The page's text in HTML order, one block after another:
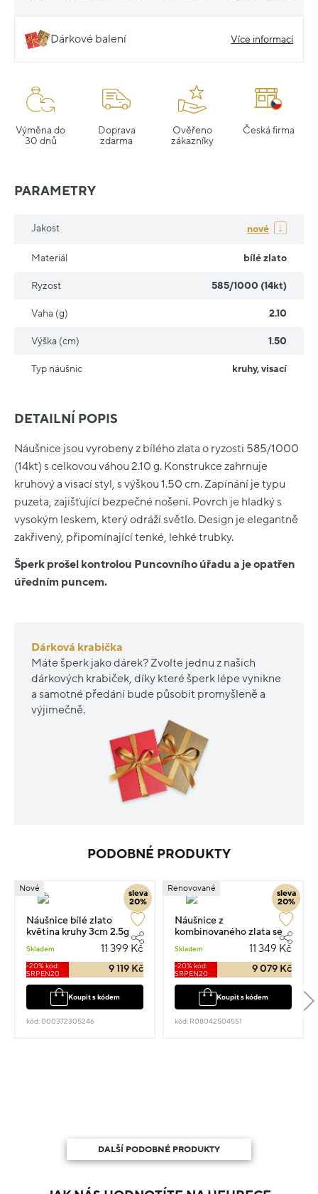
Dárkové balení Více informací
Výměna do
30 dnů
Doprava
zdarma
Ověřeno
zákazníky
Česká firma
DETAILNÍ POPIS
Náušnice jsou vyrobeny z bílého zlata o ryzosti 585/1000
(14kt) s celkovou váhou 2.10 g. Konstrukce zahrnuje
kruhový a visací styl, s výškou 1.50 cm. Zapínání je typu
puzeta, zajišťující bezpečné nošení. Povrch je hladký s
vysokým leskem, který odráží světlo. Design je elegantně
zakřivený, připomínající tenké, lehké trubky.
Šperk prošel kontrolou Puncovního úřadu a je opatřen
úředním puncem.
Dárková krabička
Máte šperk jako dárek? Zvolte jednu z našich
dárkových krabiček, díky které šperk lépe vynikne
a samotné předání bude působit promyšleně a
výjimečně.
PARAMETRY
Jakost nové
Materiál bílé zlato
Ryzost 585/1000 (14kt)
Vaha (g) 2.10
Výška (cm) 1.50
Typ náušnic kruhy, visací
PODOBNÉ PRODUKTY
sleva
20%
Nové
Náušnice bílé zlato
květina kruhy 3cm 2.5g
Skladem 11 399 Kč
-20% kód:
SRPEN20
9 119 Kč
Koupit s kódem
kód: 000372305246
sleva
20%
Renovované
Náušnice z
kombinovaného zlata se
zirkony 1.4cm 3.57g
Skladem 11 349 Kč
-20% kód:
SRPEN20
9 079 Kč
Koupit s kódem
kód: R08042504551
DALŠÍ PODOBNÉ PRODUKTY